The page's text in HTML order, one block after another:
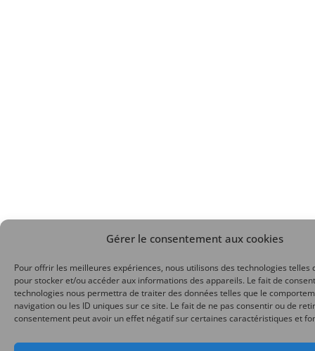
Gérer le consentement aux cookies
Pour offrir les meilleures expériences, nous utilisons des technologies telles
pour stocker et/ou accéder aux informations des appareils. Le fait de
technologies nous permettra de traiter des données telles que le
navigation ou les ID uniques sur ce site. Le fait de ne pas consentir ou de
consentement peut avoir un effet négatif sur certaines caractéristiques et